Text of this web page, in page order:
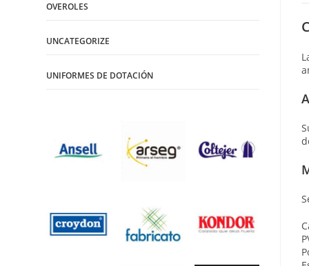
OVEROLES
UNCATEGORIZE
UNIFORMES DE DOTACIÓN